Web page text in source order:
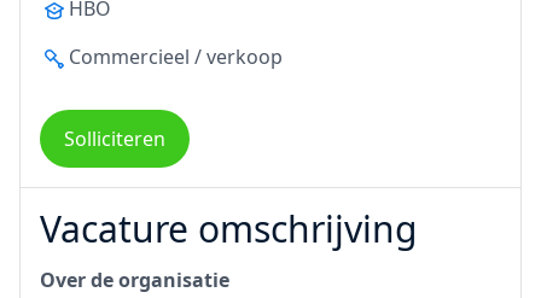
HBO
Commercieel / verkoop
Solliciteren
Vacature omschrijving
Over de organisatie